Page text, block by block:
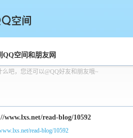
间
QQ空间和朋友网
么吧，您还可以@QQ好友和朋友哦~
read-blog/10592